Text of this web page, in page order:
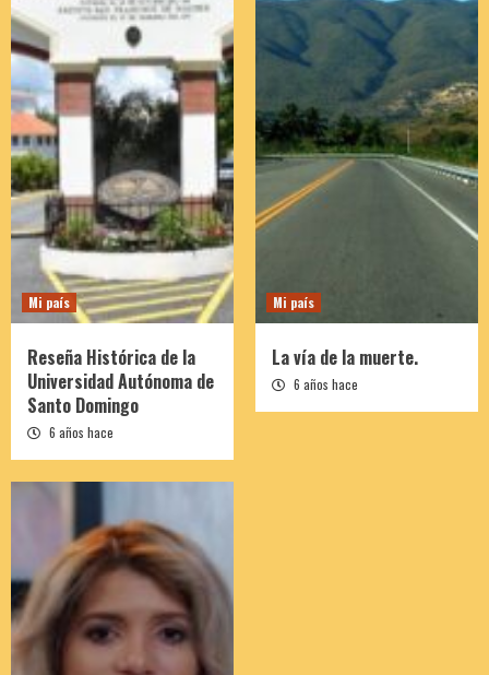
Mi país
Reseña Histórica de la
Universidad Autónoma de
Santo Domingo
6 años hace
Mi país
La vía de la muerte.
6 años hace